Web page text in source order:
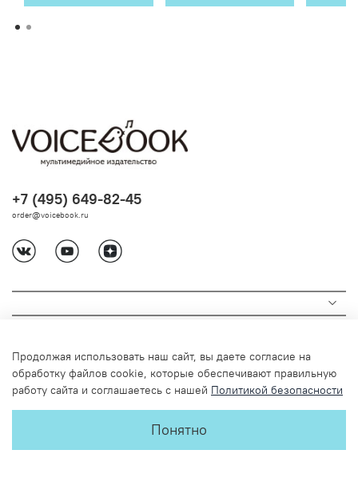
+7 (495) 649-82-45
order@voicebook.ru
Продолжая использовать наш сайт, вы даете согласие на
обработку файлов cookie, которые обеспечивают правильную
работу сайта и соглашаетесь с нашей Политикой безопасности
Понятно